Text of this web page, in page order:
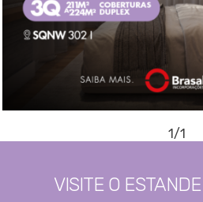
1/1
VISITE O ESTANDE